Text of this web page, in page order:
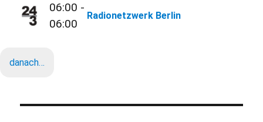
06:00 -
06:00
Radionetzwerk Berlin
danach…